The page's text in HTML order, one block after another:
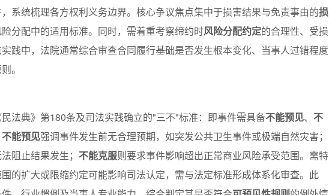
系统梳理各方权利义务边界。核心争议焦点集中于损害结果与免责事由的损
分配中的适用标准。同时，需着重考察缔约时风险分配约定的合理性、受损
践中，法院通常综合审查合同履行基础是否发生根本变化、当事人过错程度
。
法典》第180条及司法实践确立的"三不"标准：即事件需具备不能预见、 不
不能预见强调事件发生前无合理预期，如突发公共卫生事件或极端自然灾害；
阻止结果发生； 不能克服则要求事件影响超出正常商业风险承受范围。需特
的扩大或限缩约定可能影响司法认定，需与法定标准形成体系化审查。此